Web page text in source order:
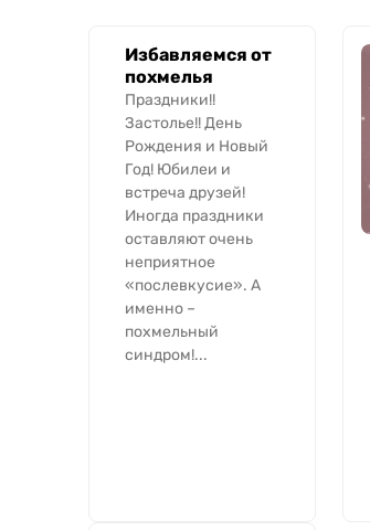
Избавляемся от
похмелья
Праздники!!
Застолье!! День
Рождения и Новый
Год! Юбилеи и
встреча друзей!
Иногда праздники
оставляют очень
неприятное
«послевкусие». А
именно –
похмельный
синдром!...